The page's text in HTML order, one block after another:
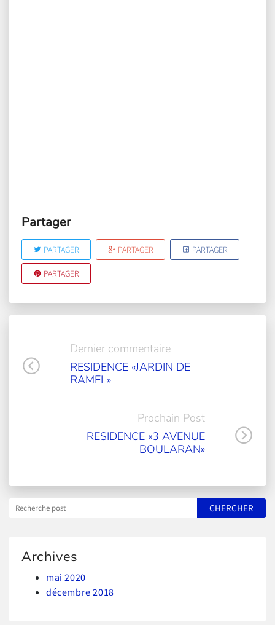
Partager
PARTAGER PARTAGER PARTAGER
PARTAGER
Dernier commentaire
RESIDENCE «JARDIN DE
RAMEL»
Prochain Post
RESIDENCE «3 AVENUE
BOULARAN»
Archives
mai 2020
décembre 2018